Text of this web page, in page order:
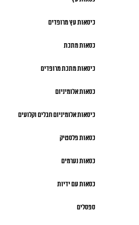
כיסאות עץ מרופדים
כסאות מתכת
כיסאות מתכת מרופדים
כסאות אלומיניום
כיסאות אלומיניום חבלים וקלועים
כסאות פלסטיק
כסאות נערמים
כסאות עם ידיות
ספסלים